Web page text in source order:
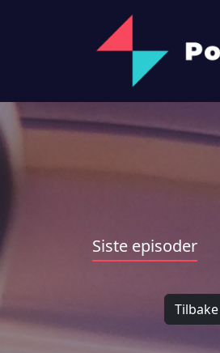
Siste episoder